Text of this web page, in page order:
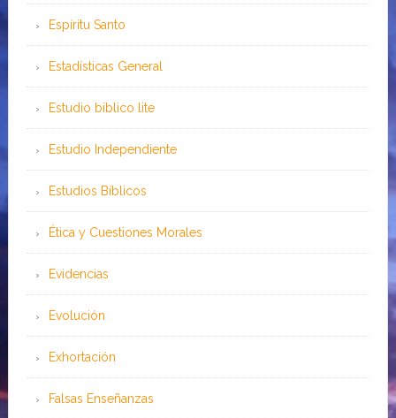
Espíritu Santo
Estadísticas General
Estudio bíblico lite
Estudio Independiente
Estudios Bíblicos
Ética y Cuestiones Morales
Evidencias
Evolución
Exhortación
Falsas Enseñanzas